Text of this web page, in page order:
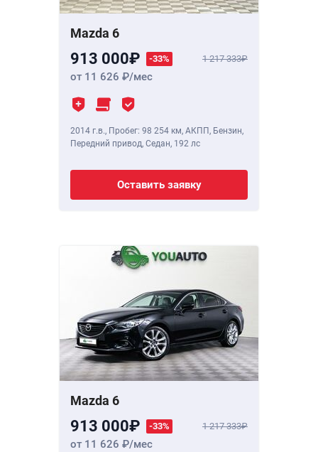
Mazda 6
913 000 -33% 1 217 333
от 11 626 /мес
2014 г.в., Пробег: 98 254 км, АКПП, Бензин,
Передний привод, Седан, 192 лс
Оставить заявку
Mazda 6
913 000 -33% 1 217 333
от 11 626 /мес